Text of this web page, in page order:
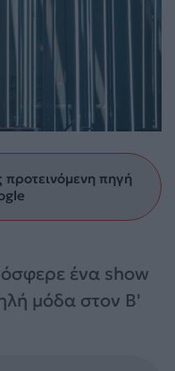
πηγή
ένα show
μόδα στον Β'